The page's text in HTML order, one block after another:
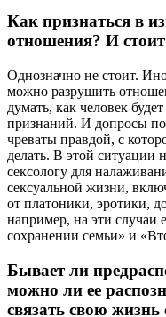
Как признаться в
отношения? И
Однозначно не стоит.
можно разрушить
думать, как человек
признаний. И допросы
чреваты правдой, с
делать. В этой ситуации
сексологу для
сексуальной жизни,
от платоники, эротики,
например, на эти случаи
сохранении семьи» и
Бывает ли
можно ли ее
связать свою